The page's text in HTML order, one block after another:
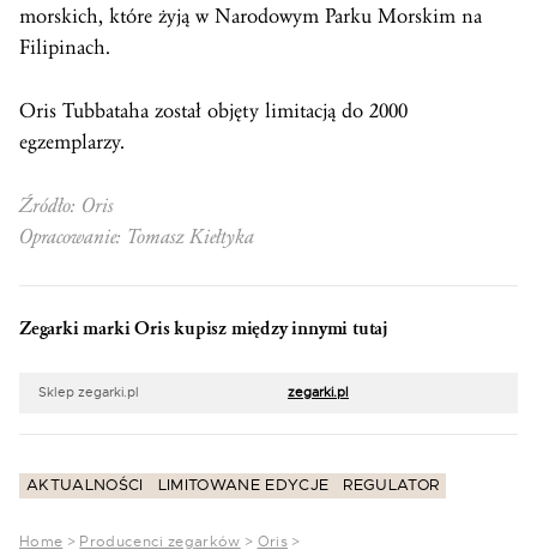
morskich, które żyją w Narodowym Parku Morskim na
Filipinach.
Oris Tubbataha został objęty limitacją do 2000
egzemplarzy.
Źródło: Oris
Opracowanie: Tomasz Kiełtyka
Zegarki marki Oris kupisz między innymi tutaj
Sklep zegarki.pl zegarki.pl
AKTUALNOŚCI LIMITOWANE EDYCJE REGULATOR
Home > Producenci zegarków > Oris>